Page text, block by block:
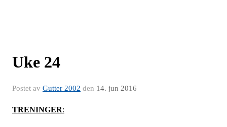
Uke 24
Postet av Gutter 2002 den 14. jun 2016
TRENINGER: